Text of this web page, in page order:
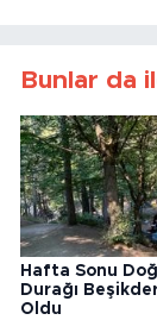
Bunlar da
Hafta Sonu
Durağı
Oldu